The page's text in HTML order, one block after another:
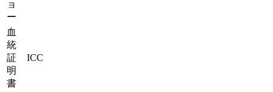
ョ
ー
血
統
証
明
書
ICC